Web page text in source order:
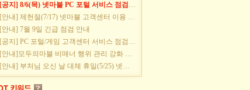
[공지] 8/6(목) 넷마블 PC 포털 서비스 점검안내
[안내] 제헌절(7/17) 넷마블 고객센터 이용 안내
[안내] 7월 9일 긴급 점검 안내
[공지] PC 포털/게임 고객센터 서비스 점검 안내
[안내]모두의마블 비매너 행위 관리 강화 안내
[안내] 부처님 오신 날 대체 휴일(5/25) 넷마블 고객센터 이용 안내